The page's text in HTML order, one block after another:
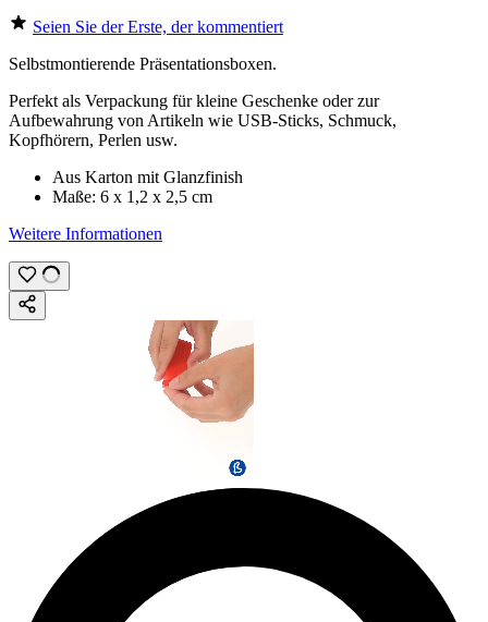
Seien Sie der Erste, der kommentiert
Selbstmontierende Präsentationsboxen.
Perfekt als Verpackung für kleine Geschenke oder zur
Aufbewahrung von Artikeln wie USB-Sticks, Schmuck,
Kopfhörern, Perlen usw.
Aus Karton mit Glanzfinish
Maße: 6 x 1,2 x 2,5 cm
Weitere Informationen